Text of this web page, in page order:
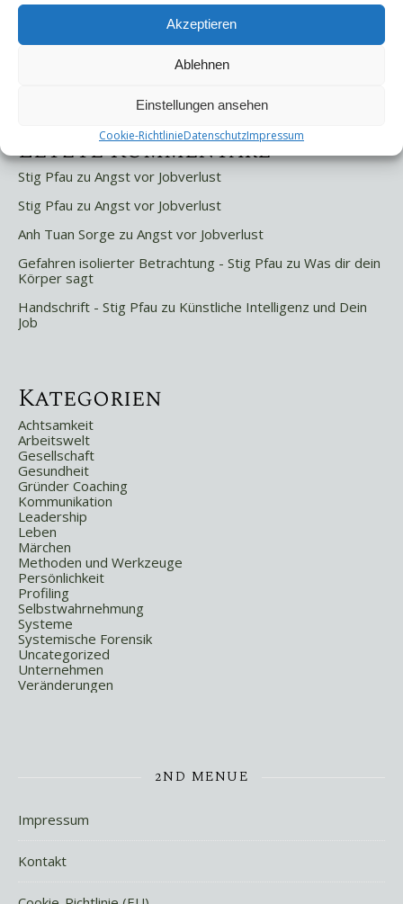
Akzeptieren
Ablehnen
Einstellungen ansehen
Cookie-RichtlinieDatenschutzImpressum
Die Mentale Sicherheitsarchitektur
Wettbewerbsfähigkeit
Letzte Kommentare
Stig Pfau zu Angst vor Jobverlust
Stig Pfau zu Angst vor Jobverlust
Anh Tuan Sorge zu Angst vor Jobverlust
Gefahren isolierter Betrachtung - Stig Pfau zu Was dir dein
Körper sagt
Handschrift - Stig Pfau zu Künstliche Intelligenz und Dein
Job
Kategorien
Achtsamkeit
Arbeitswelt
Gesellschaft
Gesundheit
Gründer Coaching
Kommunikation
Leadership
Leben
Märchen
Methoden und Werkzeuge
Persönlichkeit
Profiling
Selbstwahrnehmung
Systeme
Systemische Forensik
Uncategorized
Unternehmen
Veränderungen
2ND MENUE
Impressum
Kontakt